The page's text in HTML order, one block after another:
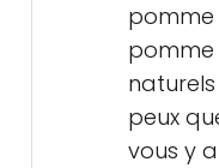
pomme
pomme
peux
vous y